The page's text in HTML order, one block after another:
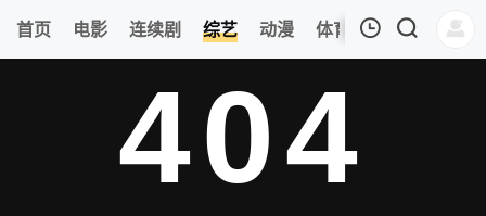
首页 电影 连续剧 综艺 动漫 体育 今日更新 热
2050602上
恋恋不忘的我们
清空